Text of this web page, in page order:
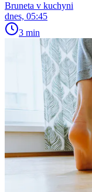
Bruneta v kuchyni
dnes, 05:45
3 min